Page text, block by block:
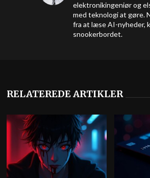
elektronikingeniør og
med teknologi at gøre.
fra at læse AI-nyheder,
snookerbordet.
RELATEREDE ARTIKLER